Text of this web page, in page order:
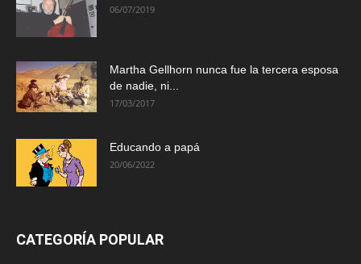
06/07/2019
Martha Gellhorn nunca fue la tercera esposa
de nadie, ni...
17/03/2017
Educando a papá
20/06/2022
CATEGORÍA POPULAR